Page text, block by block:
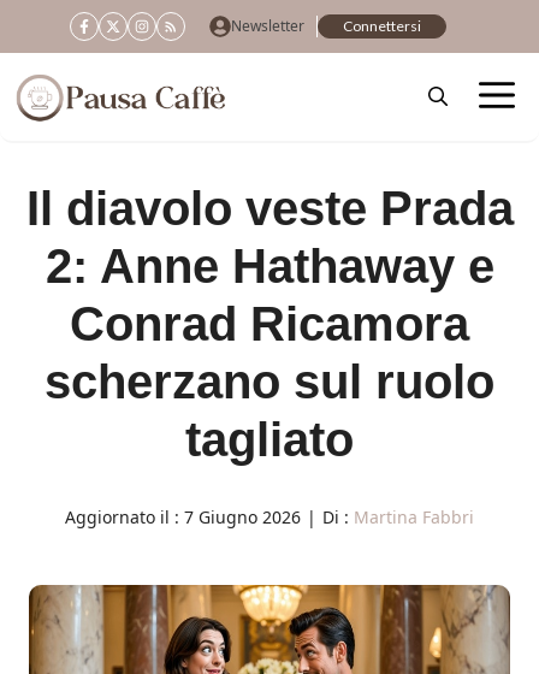
al
contenuto
Newsletter Connettersi
Il diavolo veste Prada
2: Anne Hathaway e
Conrad Ricamora
scherzano sul ruolo
tagliato
Aggiornato il : 7 Giugno 2026 | Di : Martina Fabbri